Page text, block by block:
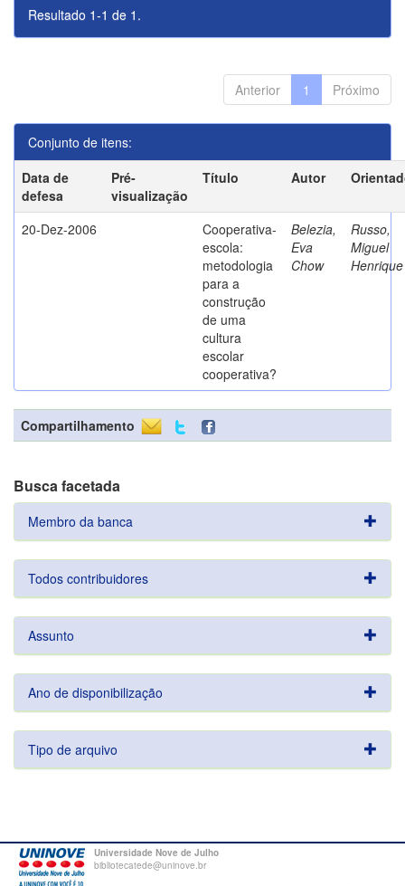
Resultado 1-1 de 1.
Anterior 1 Próximo
Conjunto de itens:
Data de
defesa
Pré-
visualização
Título Autor
20-Dez-2006
Cooperativa-
escola:
metodologia
para a
construção
de uma
cultura
escolar
cooperativa?
Belezia,
Eva
Chow
Russo,
Miguel
Henrique
Compartilhamento
Busca facetada
Membro da banca
Todos contribuidores
Assunto
Ano de disponibilização
Tipo de arquivo
Universidade Nove de Julho
bibliotecatede@uninove.br